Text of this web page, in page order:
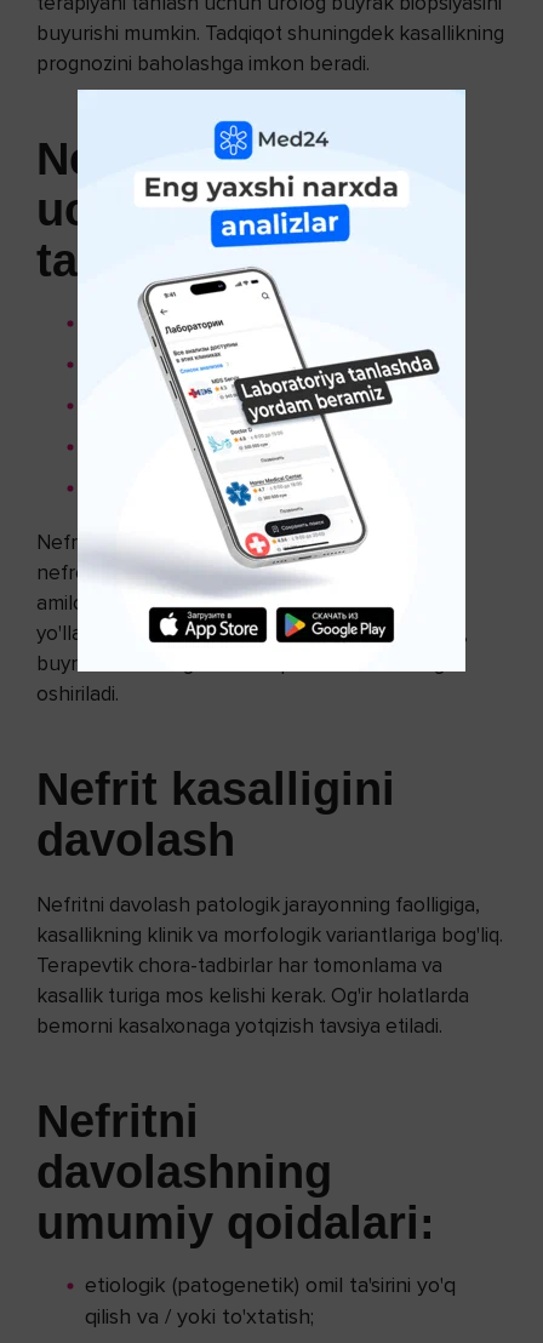
buyurishi mumkin. Tadqiqot shuningdek kasallikning
prognozini baholashga imkon beradi.
Nefritni tashxislash
uchun instrumental
tahlillar:
Buyraklar ultratovush tekshiruvi;
Ekskretator urografiya;
Rentgenografiya;
Sistoskopiya.
Nefritning differensial diagnostikasi qon tomir
nefropatiyasi, buyrak kistasi shikastlanishi,
amiloidoz, buyrak venalari trombozi, siydik
yo'llarining infeksiyalari, buyrak yetishmovchiligi,
buyrak sil kasalligi va boshqalarda ham amalga
oshiriladi.
Nefrit kasalligini
davolash
Nefritni davolash patologik jarayonning faolligiga,
kasallikning klinik va morfologik variantlariga bog'liq.
Terapevtik chora-tadbirlar har tomonlama va
kasallik turiga mos kelishi kerak. Og'ir holatlarda
bemorni kasalxonaga yotqizish tavsiya etiladi.
Nefritni
davolashning
umumiy qoidalari:
etiologik (patogenetik) omil ta'sirini yo'q
qilish va / yoki to'xtatish;